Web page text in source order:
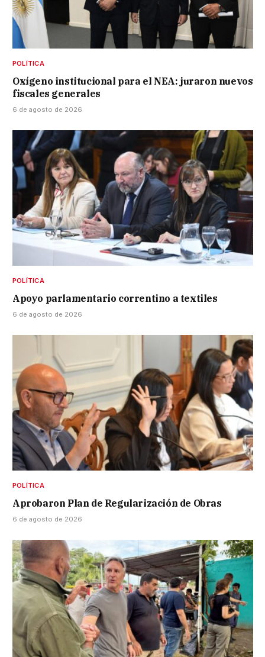
POLÍTICA
Oxígeno institucional para el NEA: juraron nuevos
fiscales generales
6 de agosto de 2026
POLÍTICA
Apoyo parlamentario correntino a textiles
6 de agosto de 2026
POLÍTICA
Aprobaron Plan de Regularización de Obras
6 de agosto de 2026